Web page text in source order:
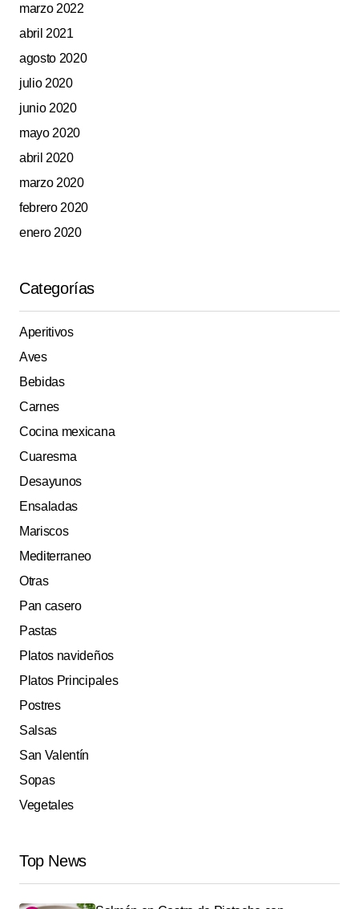
marzo 2022
abril 2021
agosto 2020
julio 2020
junio 2020
mayo 2020
abril 2020
marzo 2020
febrero 2020
enero 2020
Categorías
Aperitivos
Aves
Bebidas
Carnes
Cocina mexicana
Cuaresma
Desayunos
Ensaladas
Mariscos
Mediterraneo
Otras
Pan casero
Pastas
Platos navideños
Platos Principales
Postres
Salsas
San Valentín
Sopas
Vegetales
Top News